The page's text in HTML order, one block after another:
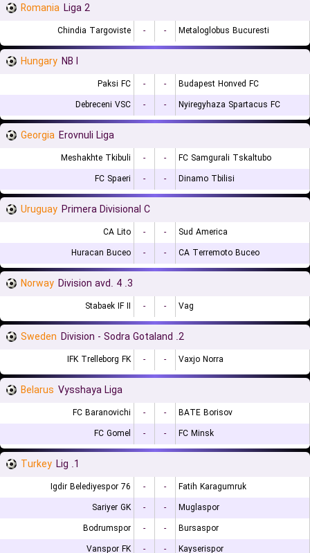
Romania Liga 2
Chindia Targoviste - - Metaloglobus Bucuresti
Hungary NB I
Paksi FC - -
Budapest Honved FC
Debreceni VSC
- - Nyiregyhaza Spartacus FC
Georgia Erovnuli Liga
Meshakhte Tkibuli - -
FC Samgurali Tskaltubo
FC Spaeri
- - Dinamo Tbilisi
Uruguay Primera Divisional C
CA Lito - -
Sud America
Huracan Buceo
- - CA Terremoto Buceo
Norway 3. Division avd. 4
Stabaek IF II - - Vag
Sweden 2. Division - Sodra Gotaland
IFK Trelleborg FK - - Vaxjo Norra
Belarus Vysshaya Liga
FC Baranovichi - -
BATE Borisov
FC Gomel
- - FC Minsk
Turkey 1. Lig
76 Igdir Belediyespor - -
Fatih Karagumruk
Sariyer GK
- -
Muglaspor
Bodrumspor
- -
Bursaspor
Vanspor FK
- - Kayserispor